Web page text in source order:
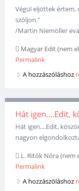
Végül eljöttek értem,
szóljon."
/Martin Niemöller
Magyar Edit (nem
Permalink
A hozzászóláshoz
Hát igen....Edit,
Hát igen....Edit,
nagyon
L. Ritók Nóra (nem
Permalink
A hozzászóláshoz